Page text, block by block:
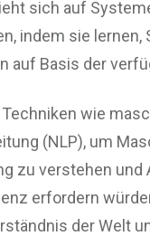
sich auf
indem sie
auf Basis der
wie
(NLP), um
zu verstehen und
erfordern
der Welt